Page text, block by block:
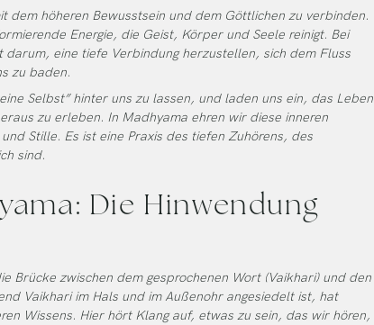
höheren Bewusstsein und dem Göttlichen zu verbinden.
Energie, die Geist, Körper und Seele reinigt. Bei
eine tiefe Verbindung herzustellen, sich dem Fluss
zu baden.
Selbst” hinter uns zu lassen, und laden uns ein, das Leben
zu erleben. In Madhyama ehren wir diese inneren
Stille. Es ist eine Praxis des tiefen Zuhörens, des
sind.
Die Hinwendung
Brücke zwischen dem gesprochenen Wort (Vaikhari) und den
Vaikhari im Hals und im Außenohr angesiedelt ist, hat
Wissens. Hier hört Klang auf, etwas zu sein, das wir hören,